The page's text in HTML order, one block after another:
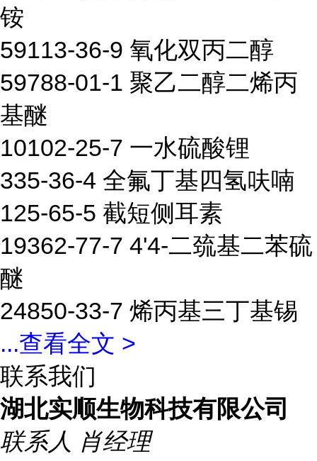
铵
59113-36-9 氧化双丙二醇
59788-01-1 聚乙二醇二烯丙
基醚
10102-25-7 一水硫酸锂
335-36-4 全氟丁基四氢呋喃
125-65-5 截短侧耳素
19362-77-7 4'4-二巯基二苯硫
醚
24850-33-7 烯丙基三丁基锡
...查看全文 >
联系我们
湖北实顺生物科技有限公司
联系人 肖经理